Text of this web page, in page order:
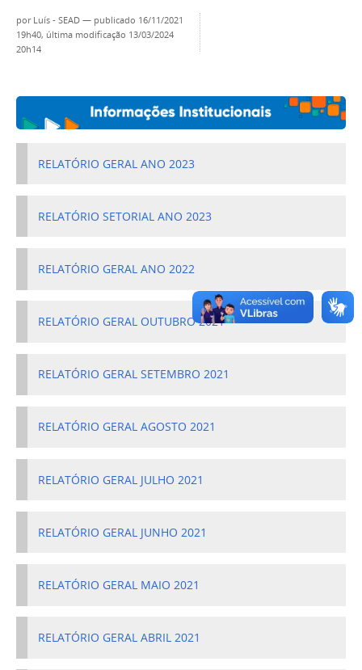
por Luís - SEAD — publicado 16/11/2021
19h40, última modificação 13/03/2024
20h14
RELATÓRIO GERAL ANO 2023
RELATÓRIO SETORIAL ANO 2023
RELATÓRIO GERAL ANO 2022
RELATÓRIO GERAL OUTUBRO 2021
RELATÓRIO GERAL SETEMBRO 2021
RELATÓRIO GERAL AGOSTO 2021
RELATÓRIO GERAL JULHO 2021
RELATÓRIO GERAL JUNHO 2021
RELATÓRIO GERAL MAIO 2021
RELATÓRIO GERAL ABRIL 2021